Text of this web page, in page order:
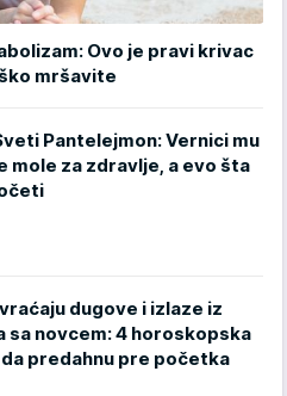
Ovo je pravi krivac
mršavite
Pantelejmon: Vernici mu
mole za zdravlje, a evo šta
dugove i izlaze iz
sa novcem: 4 horoskopska
predahnu pre početka